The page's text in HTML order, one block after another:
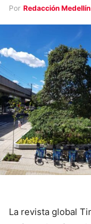
Por Redacción
La revista global